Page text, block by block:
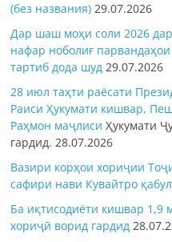
(без названия) 29.07.2026
Дар шаш моҳи соли 2026
нафар ноболиғ
тартиб дода шуд 29.07.2026
28 июл таҳти раёсати
Раиси Ҳукумати кишвар,
Раҳмон маҷлисиҲукумати
гардид.28.07.2026
Вазири корҳои хориҷии
сафири нави Кувайтро
Ба иқтисодиёти кишвар 1,9
хориҷӣ ворид гардид